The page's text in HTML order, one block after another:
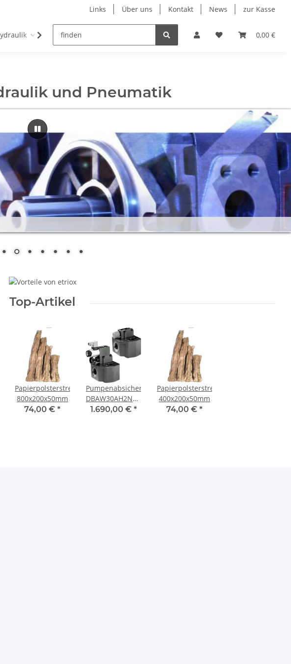
Links Über uns Kontakt News zur Kasse
0,00 €
Pneumatik Messtechnik
und Pneumatik
Top-Artikel
Papierpolsterstreifen
800x200x50mm
74,00 € *
Pumpenabsicherungsblock
DBAW30AH2N1X/315-
6EG24N9K4
1.690,00 € *
Papierpolsterstreifen
400x200x50mm
74,00 € *